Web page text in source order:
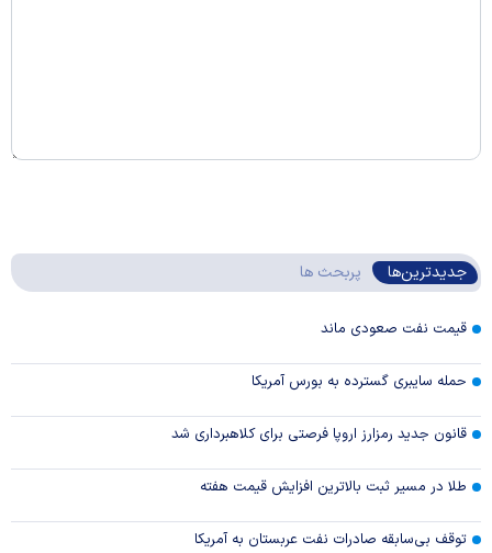
جدیدترین‌ها پربحث ها
قیمت نفت صعودی ماند
حمله سایبری گسترده به بورس آمریکا
قانون جدید رمزارز اروپا فرصتی برای کلاهبرداری شد
طلا در مسیر ثبت بالاترین افزایش قیمت هفته
توقف بی‌سابقه صادرات نفت عربستان به آمریکا